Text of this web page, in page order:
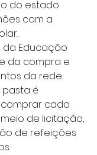
do estado
com a
da Educação
da compra e
da rede.
pasta é
cada
de licitação,
de refeições